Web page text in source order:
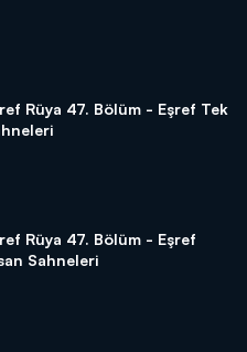
Rüya 47. Bölüm - Eşref Tek
Rüya 47. Bölüm - Eşref
Sahneleri